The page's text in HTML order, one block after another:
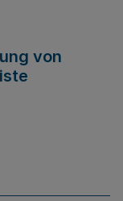
von